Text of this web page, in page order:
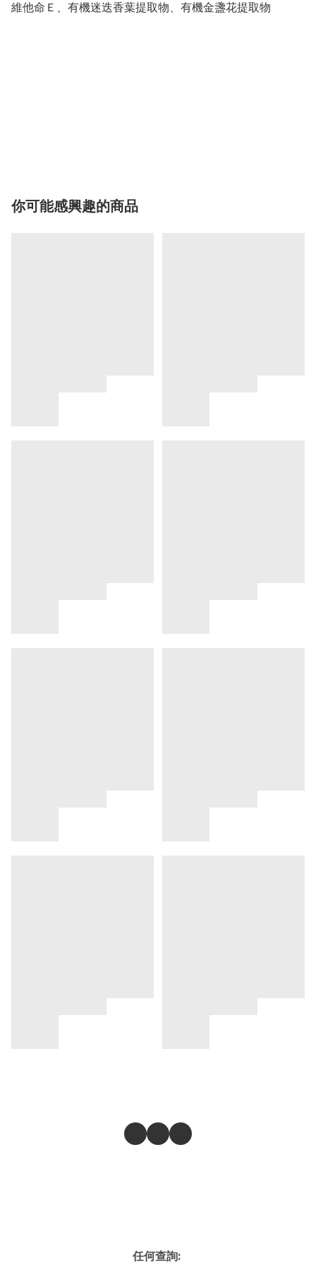
維他命Ｅ、有機迷迭香葉提取物、有機金盞花提取物
你可能感興趣的商品
任何查詢: